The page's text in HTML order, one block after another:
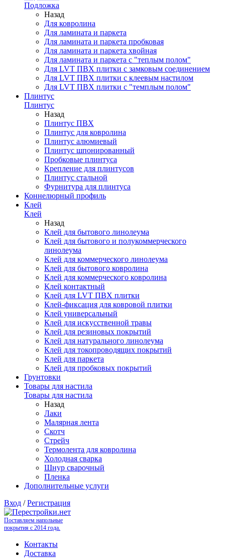
Подложка
Назад
Для ковролина
Для ламината и паркета
Для ламината и паркета пробковая
Для ламината и паркета хвойная
Для ламината и паркета с "теплым полом"
Для LVT ПВХ плитки с замковым соединением
Для LVT ПВХ плитки с клеевым настилом
Для LVT ПВХ плитки с "темплым полом"
Плинтус
Плинтус
Назад
Плинтус ПВХ
Плинтус для ковролина
Плинтус алюмиевый
Плинтус шпонированный
Пробковые плинтуса
Крепление для плинтусов
Плинтус стальной
Фурнитура для плинтуса
Коннелюрный профиль
Клей
Клей
Назад
Клей для бытового линолеума
Клей для бытового и полукоммерческого
линолеума
Клей для коммерческого линолеума
Клей для бытового ковролина
Клей для коммерческого ковролина
Клей контактный
Клей для LVT ПВХ плитки
Клей-фиксация для ковровой плитки
Клей универсальный
Клей для искусственной травы
Клей для резиновых покрытий
Клей для натурального линолеума
Клей для токопроводящих покрытий
Клей для паркета
Клей для пробковых покрытий
Грунтовки
Товары для настила
Товары для настила
Назад
Лаки
Малярная лента
Скотч
Стрейч
Термолента для ковролина
Холодная сварка
Шнур сварочный
Пленка
Дополнительные услуги
Вход /Регистрация
Поставляем напольные
покрытия с 2014 года.
Контакты
Доставка